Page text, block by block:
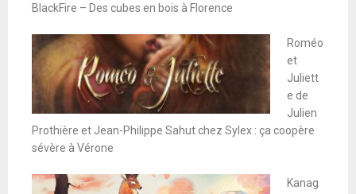
BlackFire – Des cubes en bois à Florence
Roméo
et
Juliett
e de
Julien
Prothière et Jean-Philippe Sahut chez Sylex : ça coopère
sévère à Vérone
Kanag